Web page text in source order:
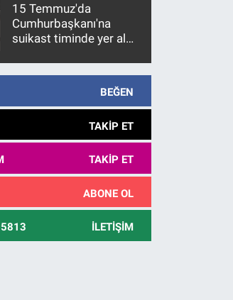
15 Temmuz'da
Cumhurbaşkanı'na
suikast timinde yer alan
10 yıl sonra yakalandı
BEĞEN
TAKIP ET
TAKIP ET
ABONE OL
İLETIŞIM